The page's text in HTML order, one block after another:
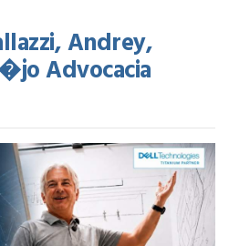
Andrey,
Advocacia